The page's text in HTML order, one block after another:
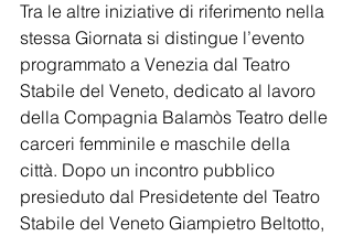
Tra le altre iniziative di riferimento nella
stessa Giornata si distingue l’evento
programmato a Venezia dal Teatro
Stabile del Veneto, dedicato al lavoro
della Compagnia Balamòs Teatro delle
carceri femminile e maschile della
città. Dopo un incontro pubblico
presieduto dal Presidetente del Teatro
Stabile del Veneto Giampietro Beltotto,